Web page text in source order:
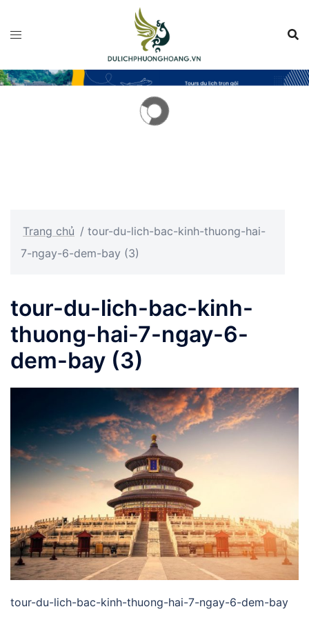
đến
dung
Trang chủ / tour-du-lich-bac-kinh-thuong-hai-
7-ngay-6-dem-bay (3)
tour-du-lich-bac-kinh-
thuong-hai-7-ngay-6-
dem-bay (3)
tour-du-lich-bac-kinh-thuong-hai-7-ngay-6-dem-bay